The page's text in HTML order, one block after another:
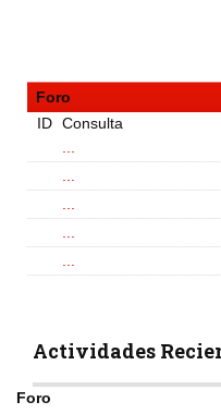
Foro
ID Consulta
Actividades
Foro